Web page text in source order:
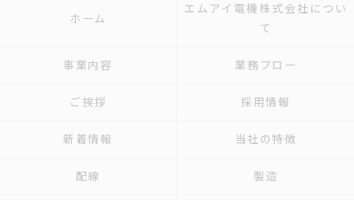
ホーム
エムアイ電機株式会社につい
て
事業内容 業務フロー
ご挨拶 採用情報
新着情報 当社の特徴
配線 製造